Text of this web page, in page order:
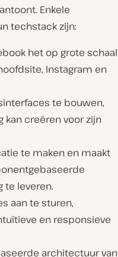
Enkele
techstack zijn:
het op grote schaal
Instagram en
te bouwen,
kan creëren voor zijn
te maken en maakt
te leveren.
aan te sturen,
en responsieve
architectuur van